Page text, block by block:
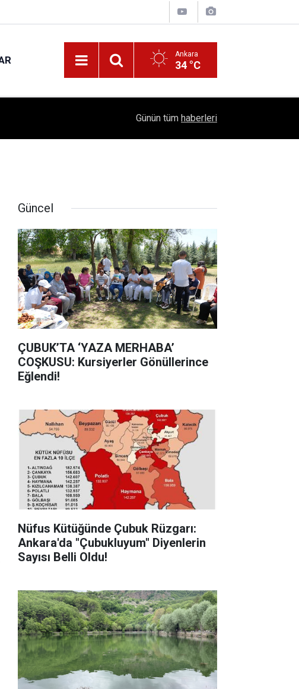
Ankara
34 °C
1504 Kep, Tek Bir Hedef: Bilim Kenti Çubuk
Günün tüm haberleri
Güncel
ÇUBUK’TA ‘YAZA MERHABA’
COŞKUSU: Kursiyerler Gönüllerince
Eğlendi!
Nüfus Kütüğünde Çubuk Rüzgarı:
Ankara'da "Çubukluyum" Diyenlerin
Sayısı Belli Oldu!